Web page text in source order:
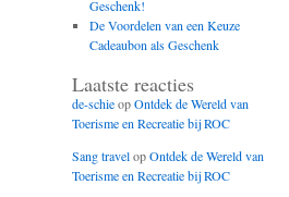
Geschenk!
De Voordelen van een Keuze
Cadeaubon als Geschenk
Laatste reacties
de-schieopOntdek de Wereld van
Toerisme en Recreatie bij ROC
Sang travelopOntdek de Wereld van
Toerisme en Recreatie bij ROC